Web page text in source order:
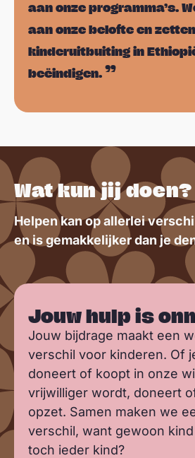
aan onze programma’s.
aan onze belofte en
kinderuitbuiting in
beëindigen.
Wat kun jij doen?
Helpen kan op allerlei
en is gemakkelijker dan je
Jouw hulp is
Jouw bijdrage maakt een
verschil voor kinderen. Of
doneert of koopt in onze
vrijwilliger wordt, doneert
opzet. Samen maken we
verschil, want gewoon
toch ieder kind?